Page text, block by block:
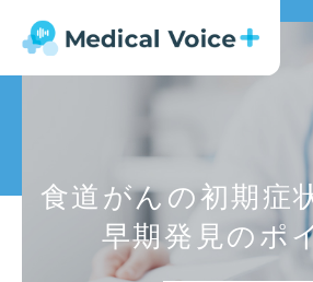
食道がんの初期症
早期発見のポ